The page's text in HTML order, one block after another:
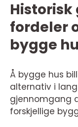
fordeler
bygge
Å bygge hus
alternativ i lang
gjennomgang
forskjellige